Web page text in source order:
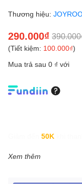
Thương hiệu:
290.000₫
(Tiết kiệm: 100.000₫)
Mua trả sau 0 ₫ với
50K
Xem thêm